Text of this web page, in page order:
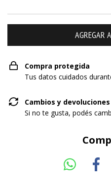
Compra protegida
Tus datos cuidados
Cambios y devoluciones
Si no te gusta, podés